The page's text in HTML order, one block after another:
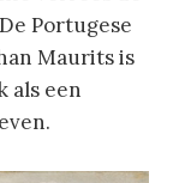
Portugese
Maurits is
als een